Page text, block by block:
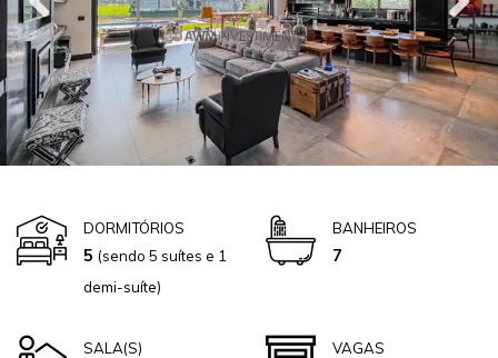
DORMITÓRIOS
5 (sendo 5 suítes e 1
demi-suíte)
BANHEIROS
7
SALA(S) VAGAS